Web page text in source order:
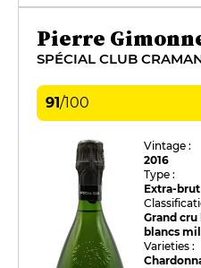
Pierre
SPÉCIAL CLUB
91/100
Vintage :
2016
Type :
Extra-brut
Grand
blancs
Varieties :